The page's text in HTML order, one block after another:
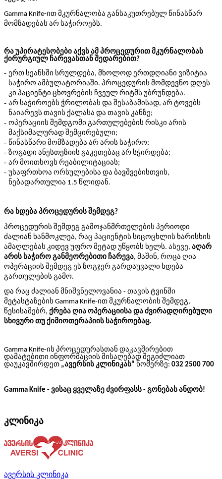
Gamma Knife-ით მკურნალობა განსაკუთრებულ წინასწარ
მომზადებას არ საჭიროებს.
რა უპირატესობები აქვს ამ პროცედურით მკურნალობას
ქირურგიულ ჩარევასთან შედარებით?
- ერთ სეანსში სრულდება, მხოლოდ ერთდღიანი ვიზიტია
საჭირო ამბულატორიაში.პროცედურის მომდევნო დღეს
კი პაციენტი ცხოვრების ჩვეულ რიტმს უბრუნდება.
- არ საჭიროებს ჭრილობას და შესაბამისად, არტოვებს
ნაიარევს თავის ქალასა და თავის კანზე;
- ოპერაციის შემდგომი გართულებების რისკი არის
მაქსიმალურად შემცირებული;
- წინასწარი მომზადება არარის საჭირო;
- ზოგადი ანესთეზიის გაკეთებაც არ სჭირდება;
- არმოითხოვს რეაბილიტაციას;
- უსაფრთხოა ორსულებისა და ბავშვებისთვის,
ნებადართულია 1.5 წლიდან.
რა ხდება პროცედურის შემდეგ?
პროცედურის შემდეგ გამოჯანმრთელების პერიოდი
ძალიან ხანმოკლეა, რაც პაციენტის სიცოცხლის ხარისხის
ამაღლებას კიდევ უფრო მეტად უწყობს ხელს. ასევე, აღარ
არის საჭირო განმეორებითი ჩარევა, მაშინ, როცა ღია
ოპერაციის შემდეგ ეს ზოგჯერ გარდაუვალი ხდება
გართულების გამო.
და რაც ძალიან მნიშვნელოვანია - თავის ტვინში
მეტასტაზების Gamma Knife-ით მკურნალობის შემდეგ,
წესისამებრ, ქრება ღია ოპერაციისა და ძვირადღირებული
სხივური თუ ქიმიოთერაპიის საჭიროებაც.
Gamma Knife-ის პროცედურასთან დაკავშირებით
დამატებითი ინფორმაციის მისაღებად შეგიძლიათ
დაუკავშირდეთ „ავერსის კლინიკას“ ნომერზე: 032 2500 700
Gamma Knife - ვისაც ყველაზე ძვირფასს - გონებას ანდობ!
კლინიკა
ავერსის კლინიკა